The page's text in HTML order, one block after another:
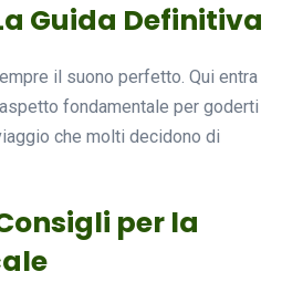
Guida Definitiva
il suono perfetto. Qui entra
fondamentale per goderti
che molti decidono di
per la